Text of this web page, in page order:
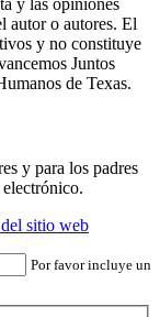
y las opiniones
autor o autores. El
y no constituye
Juntos
de Texas.
y para los padres
sitio web
Por favor incluye un